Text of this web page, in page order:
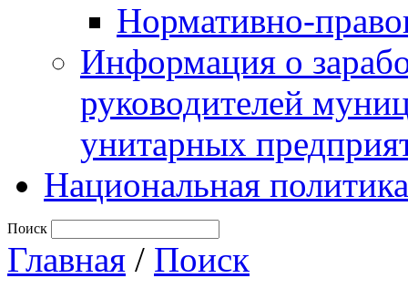
Нормативно-
Информация о
руководителей
унитарных
Национальная политика
Поиск
Главная / Поиск